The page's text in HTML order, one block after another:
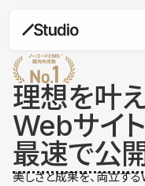
理想を叶
Webサイト
最速で公開
美しさと成果を、両立する